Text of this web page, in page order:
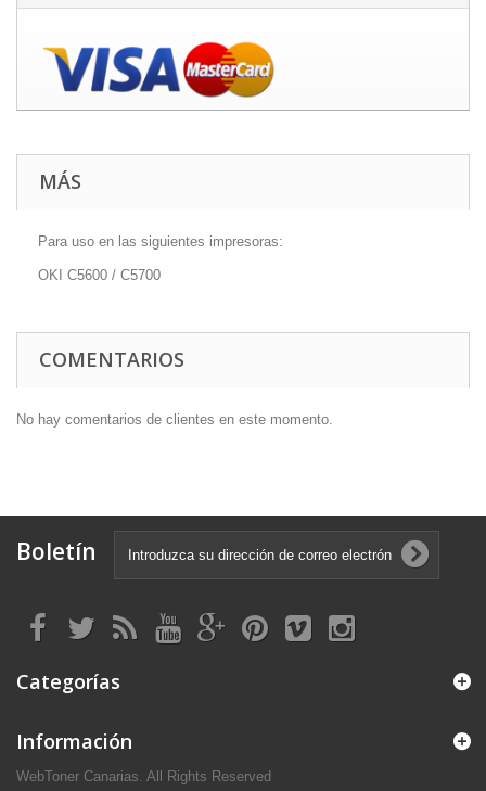
MÁS
Para uso en las siguientes impresoras:
OKI C5600 / C5700
COMENTARIOS
No hay comentarios de clientes en este momento.
Boletín
Categorías
Información
WebToner Canarias. All Rights Reserved